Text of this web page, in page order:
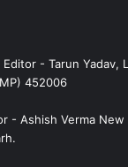
- Tarun Yadav,
452006
- Ashish Verma New